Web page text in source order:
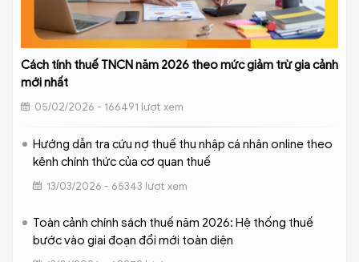
Cách tính thuế TNCN năm 2026 theo mức giảm trừ gia cảnh
mới nhất
05/02/2026 - 166491 lượt xem
Hướng dẫn tra cứu nợ thuế thu nhập cá nhân online theo
kênh chính thức của cơ quan thuế
13/03/2026 - 65343 lượt xem
Toàn cảnh chính sách thuế năm 2026: Hệ thống thuế
bước vào giai đoạn đổi mới toàn diện